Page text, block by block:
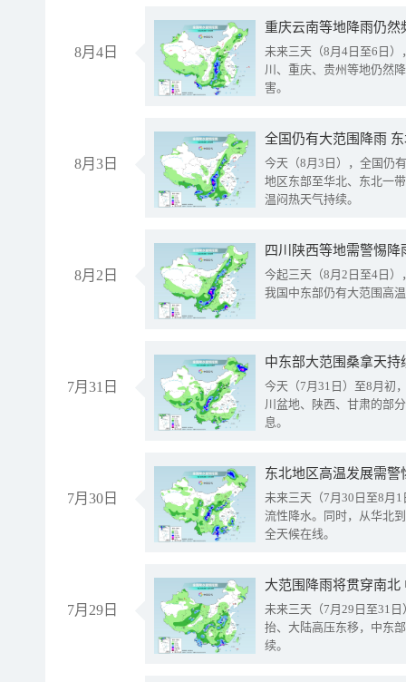
8月4日
重庆云南等地降雨仍然
未来三天（8月4日至6日
川、重庆、贵州等地仍然
害。
8月3日
全国仍有大范围降雨
今天（8月3日），全国仍
地区东部至华北、东北一
温闷热天气持续。
8月2日
今起三天（8月2日至4日
我国中东部仍有大范围高
7月31日
中东部大范围桑拿天
今天（7月31日）至8月初
川盆地、陕西、甘肃的部
息。
7月30日
东北地区高温发展需
未来三天（7月30日至8月
流性降水。同时，从华北
全天候在线。
7月29日
大范围降雨将贯穿南
未来三天（7月29日至31
抬、大陆高压东移，中东
续。